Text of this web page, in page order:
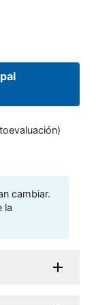
)
cambiar.
la